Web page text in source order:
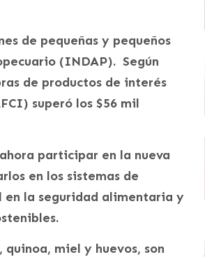
de pequeñas y pequeños
(INDAP). Según
de productos de interés
superó los $56 mil
participar en la nueva
en los sistemas de
en la seguridad alimentaria y
miel y huevos, son